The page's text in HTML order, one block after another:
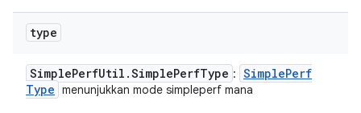
type
SimplePerfUtil .SimplePerfType : SimplePerf
Type menunjukkan mode simpleperf mana